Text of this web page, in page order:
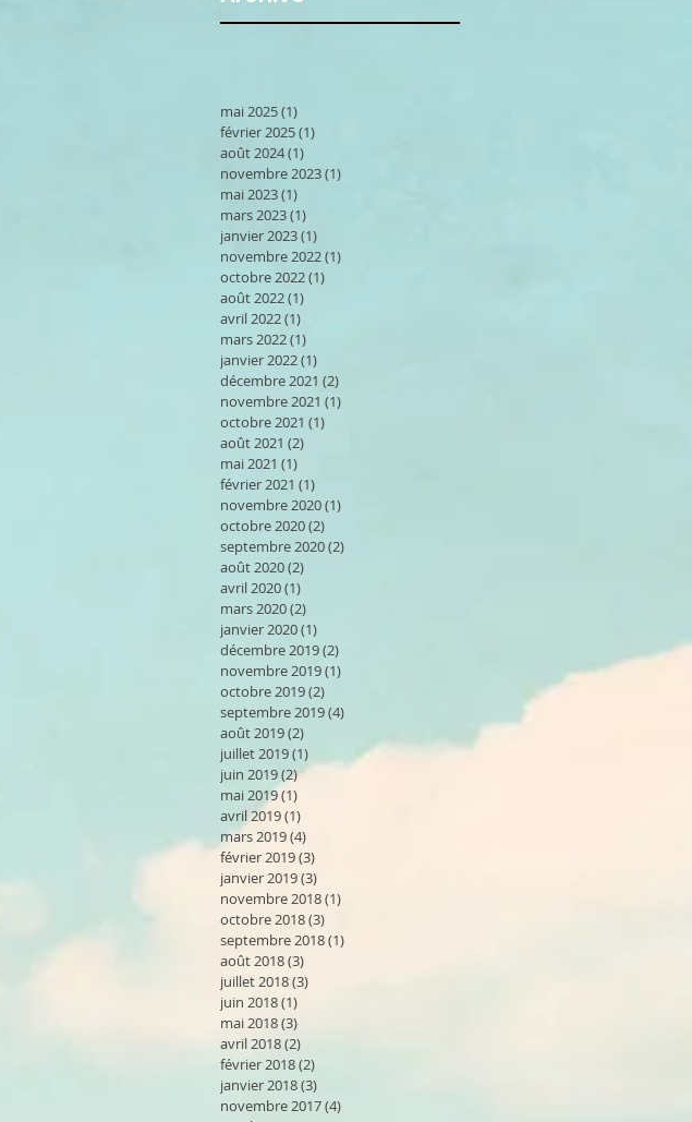
mai 2025(1)
février 2025(1)
août 2024(1)
novembre 2023(1)
mai 2023(1)
mars 2023(1)
janvier 2023(1)
novembre 2022(1)
octobre 2022(1)
août 2022(1)
avril 2022(1)
mars 2022(1)
janvier 2022(1)
décembre 2021 (2)
novembre 2021 (1)
octobre 2021 (1)
août 2021 (2)
mai 2021 (1)
février 2021 (1)
novembre 2020(1)
octobre 2020(2)
septembre 2020(2)
août 2020(2)
avril 2020(1)
mars 2020(2)
janvier 2020(1)
décembre 2019(2)
novembre 2019(1)
octobre 2019(2)
septembre 2019(4)
août 2019(2)
juillet 2019(1)
juin 2019(2)2 posts
mai 2019(1)
avril 2019(1)
mars 2019(4)
février 2019(3)
janvier 2019(3)
novembre 2018(1)
octobre 2018(3)
septembre 2018(1)
août 2018(3)
juillet 2018(3)
juin 2018(1)
mai 2018(3)
avril 2018(2)
février 2018(2)
janvier 2018(3)
novembre 2017(4)